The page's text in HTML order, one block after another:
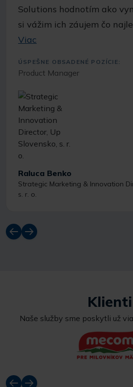
Solutions hodnotím ako
si vážim ich záujem čo
Viac
ÚSPEŠNE OBSADENÉ POZÍCIE:
Product Manager
Raluca Benko
Strategic Marketing & Innovation
s. r. o.
Klienti
Naše služby sme poskytli už